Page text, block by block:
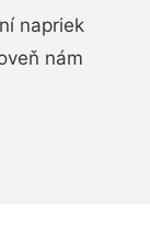
napriek
nám